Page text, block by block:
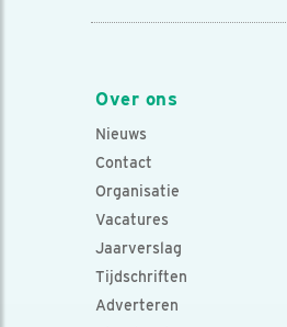
Over ons
Nieuws
Contact
Organisatie
Vacatures
Jaarverslag
Tijdschriften
Adverteren